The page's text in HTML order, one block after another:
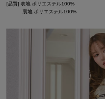
[品質] 表地 ポリエステル100%
裏地 ポリエステル100%